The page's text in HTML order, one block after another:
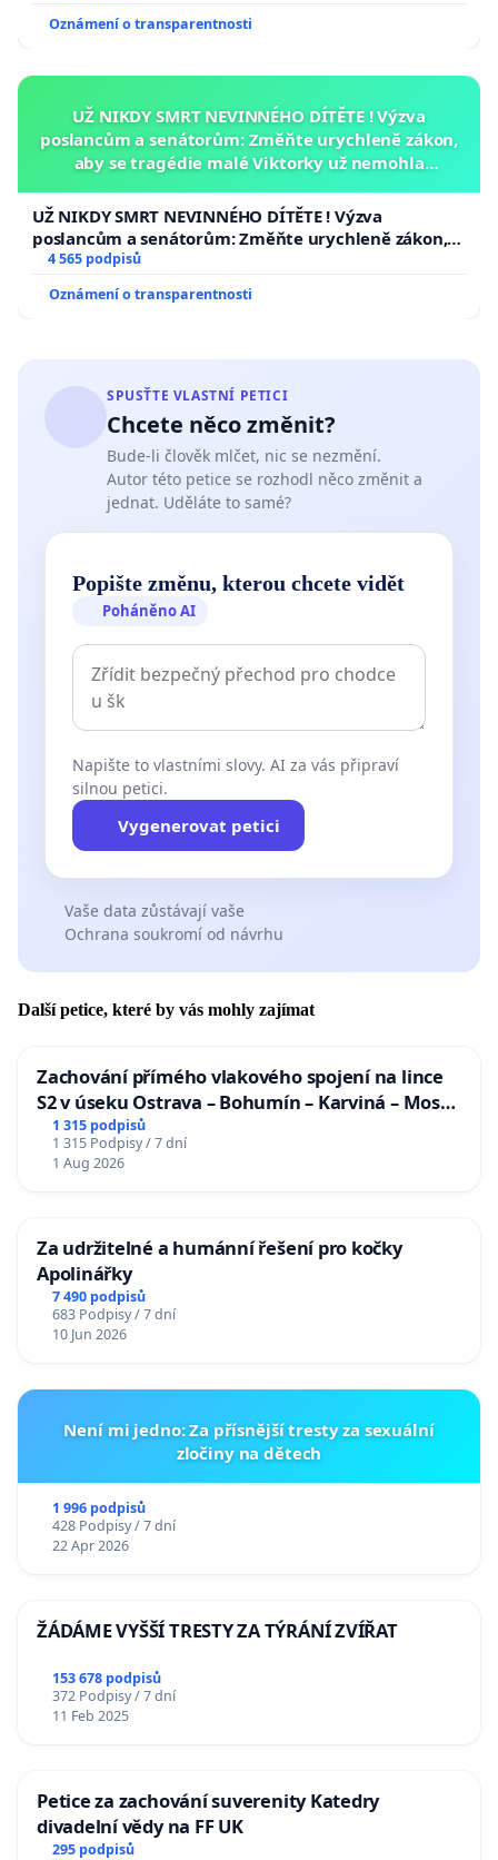
Oznámení o transparentnosti
UŽ NIKDY SMRT NEVINNÉHO DÍTĚTE ! Výzva
poslancům a senátorům: Změňte urychleně zákon,
aby se tragédie malé Viktorky už nemohla
UŽ NIKDY SMRT NEVINNÉHO DÍTĚTE ! Výzva
poslancům a senátorům: Změňte urychleně zákon,
aby se tragédie malé Viktorky už nemohla opakovat!
4 565 podpisů
Oznámení o transparentnosti
SPUSŤTE VLASTNÍ PETICI
Chcete něco změnit?
Bude-li člověk mlčet, nic se nezmění.
Autor této petice se rozhodl něco změnit a
jednat. Uděláte to samé?
Popište změnu, kterou chcete vidět
Poháněno AI
Napište to vlastními slovy. AI za vás připraví
silnou petici.
Vygenerovat petici
Vaše data zůstávají vaše
Ochrana soukromí od návrhu
Další petice, které by vás mohly zajímat
Zachování přímého vlakového spojení na lince
S2 v úseku Ostrava – Bohumín – Karviná – Mosty
u Jablunkova
1 315 podpisů
1 315 Podpisy / 7 dní
1 Aug 2026
Za udržitelné a humánní řešení pro kočky
Apolinářky
7 490 podpisů
683 Podpisy / 7 dní
10 Jun 2026
Není mi jedno: Za přísnější tresty za sexuální
zločiny na dětech
1 996 podpisů
428 Podpisy / 7 dní
22 Apr 2026
ŽÁDÁME VYŠŠÍ TRESTY ZA TÝRÁNÍ ZVÍŘAT
153 678 podpisů
372 Podpisy / 7 dní
11 Feb 2025
Petice za zachování suverenity Katedry
divadelní vědy na FF UK
295 podpisů